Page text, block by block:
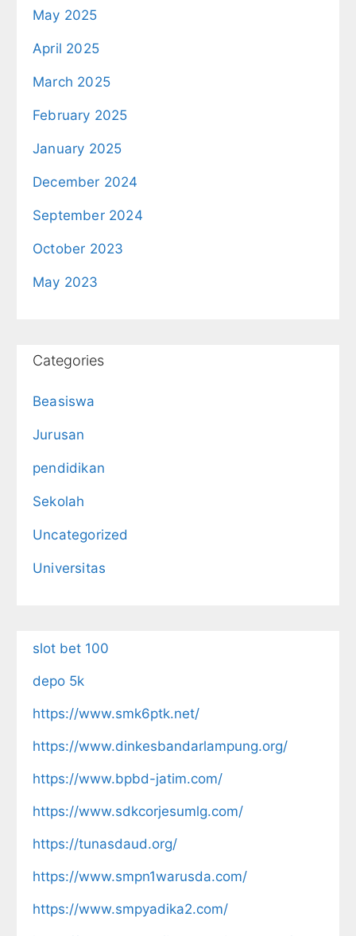
May 2025
April 2025
March 2025
February 2025
January 2025
December 2024
September 2024
October 2023
May 2023
Categories
Beasiswa
Jurusan
pendidikan
Sekolah
Uncategorized
Universitas
slot bet 100
depo 5k
https://www.smk6ptk.net/
https://www.dinkesbandarlampung.org/
https://www.bpbd-jatim.com/
https://www.sdkcorjesumlg.com/
https://tunasdaud.org/
https://www.smpn1warusda.com/
https://www.smpyadika2.com/